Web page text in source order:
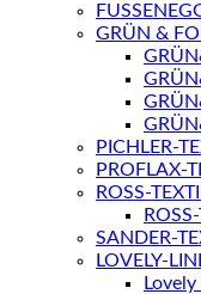
GRÜN &
PICHLER-
PROFLAX-
ROSS-
SANDER-
LOVELY-